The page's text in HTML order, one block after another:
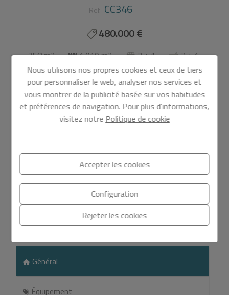
Ref. CC346
480.000 €
258 m2 1.019 m2 3 + 1 3 + 1
VillaàPedreguer - Le sceau
Bienvenue à La Sella,
Pedreguer
privilégiée de La Sella, un endroit où la tranquillité de la
nature s'entrelace avec la modernité d'un foyer
accueillant. La propriété, d'une superficie construite de
et d'un terrain généreux de
vaste espace pour profiter du mode de vie que vous
avez toujours désiré.
Distribution et Commodités
Cette belle villa comprend
bains, conçues pour offrir intimité et confort. La cuisine,
de style ouvert, invite à partager des moments
Caractéristiques
Général
Équipement
Nous utilisons nos propres cookies et ceux de tiers
pour personnaliser le web, analyser nos services et
vous montrer de la publicité basée sur vos habitudes
et préférences de navigation. Pour plus d'informations,
visitez notre Politique de cookie
Accepter les cookies
Configuration
Rejeter les cookies